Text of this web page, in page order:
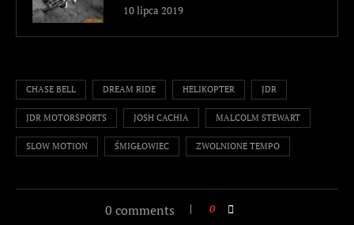
10 lipca 2019
CHASE BELL DREAM RIDE HELIKOPTER JDR
JDR MOTORSPORTS JOSH CACHIA MALCOLM STEWART
SLOW MOTION ŚMIGŁOWIEC ZWOLNIONE TEMPO
0 comments 0